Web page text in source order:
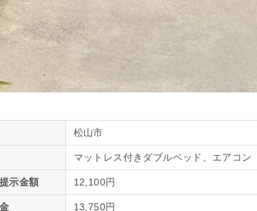
松山市
マットレス付きダブルベッド、エアコン
示金額 12,100円
13,750円